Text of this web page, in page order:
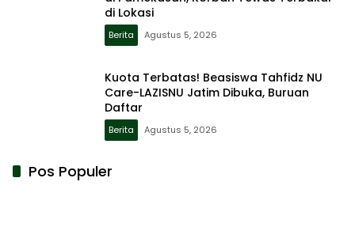
di Lokasi
Berita Agustus 5, 2026
Kuota Terbatas! Beasiswa Tahfidz NU
Care-LAZISNU Jatim Dibuka, Buruan
Daftar
Berita Agustus 5, 2026
Pos Populer